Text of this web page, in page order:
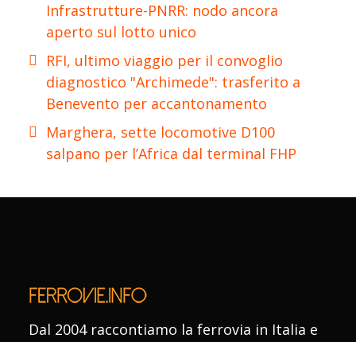
Infrastrutture-PNRR: nodo ancora
aperto sul lotto unico
RFI, ultimo viaggio per il convoglio
diagnostico "Archimede": trasferito a
Benevento per accantonamento
Marghera, sette locomotive D100
salpano per l’Africa dal terminal FHP
Dal 2004 raccontiamo la ferrovia in Italia e